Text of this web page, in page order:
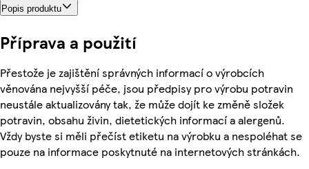
Popis produktu
Příprava a použití
Přestože je zajištění správných informací o výrobcích
věnována nejvyšší péče, jsou předpisy pro výrobu potravin
neustále aktualizovány tak, že může dojít ke změně složek
potravin, obsahu živin, dietetických informací a alergenů.
Vždy byste si měli přečíst etiketu na výrobku a nespoléhat se
pouze na informace poskytnuté na internetových stránkách.